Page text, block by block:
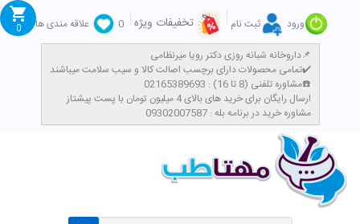
ورود ثبت نام تخفیفات ویژه 0
علاقه مندی ها
داروخانه شبانه روزی دکتر رویا میرنظامی📌
تمامی محصولات دارای برچسب اصالت کالا و سیب سلامت میباشند✔️
مشاوره تلفنی (8 تا 16) : 02165389693☎️
​ارسال رایگان برای خرید های بالای 4 میلیون تومان با پست پیشتاز
مشاوره خرید در برنامه بله : 09302007587
0